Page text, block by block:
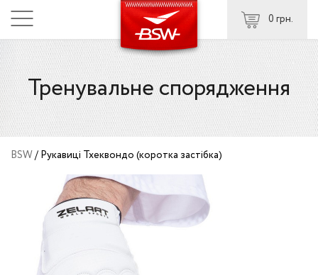
0 грн.
Тренувальне спорядження
BSW/ Рукавиці Тхеквондо (коротка застібка)